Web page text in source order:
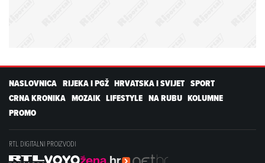
NASLOVNICA RIJEKA I PGŽ HRVATSKA I SVIJET SPORT
CRNA KRONIKA MOZAIK LIFESTYLE NA RUBU KOLUMNE
PROMO
RTL DIGITALNI PROIZVODI